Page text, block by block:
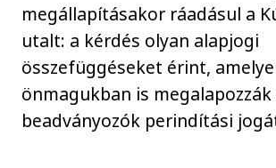
megállapításakor ráadásul a
utalt: a kérdés olyan alapjogi
összefüggéseket érint,
önmagukban is megalapozzák
beadványozók perindítási